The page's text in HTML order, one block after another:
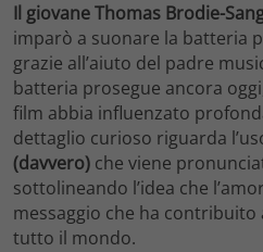
Il giovane Thomas Brodie-
imparò a suonare la batteria
grazie all’aiuto del padre
batteria prosegue ancora
film abbia influenzato
dettaglio curioso riguarda
(davvero) che viene
sottolineando l’idea che
messaggio che ha contribuito
tutto il mondo.